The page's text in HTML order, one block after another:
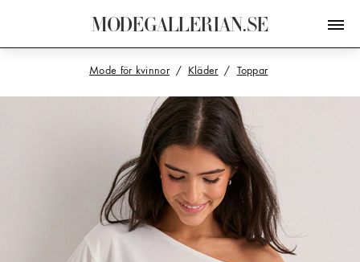
MODEGALLERIAN.SE
Mode för kvinnor Kläder Toppar